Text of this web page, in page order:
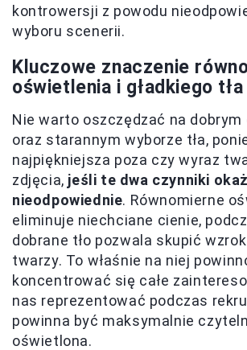
kontrowersji z powodu
wyboru scenerii.
Kluczowe znaczenie
oświetlenia i gładkiego tła
Nie warto oszczędzać na
oraz starannym wyborze tła,
najpiękniejsza poza czy wyraz
zdjęcia, jeśli te dwa czynniki
nieodpowiednie. Równomierne
eliminuje niechciane cienie,
dobrane tło pozwala skupić
twarzy. To właśnie na niej
koncentrować się całe
nas reprezentować podczas
powinna być maksymalnie
oświetlona.